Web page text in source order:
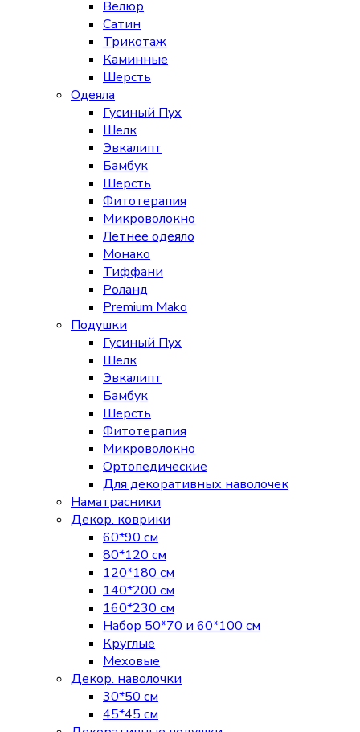
Велюр
Сатин
Трикотаж
Каминные
Шерсть
Одеяла
Гусиный Пух
Шелк
Эвкалипт
Бамбук
Шерсть
Фитотерапия
Микроволокно
Летнее одеяло
Монако
Тиффани
Роланд
Premium Mako
Подушки
Гусиный Пух
Шелк
Эвкалипт
Бамбук
Шерсть
Фитотерапия
Микроволокно
Ортопедические
Для декоративных наволочек
Наматрасники
Декор. коврики
60*90 см
80*120 см
120*180 см
140*200 см
160*230 см
Набор 50*70 и 60*100 см
Круглые
Меховые
Декор. наволочки
30*50 см
45*45 см